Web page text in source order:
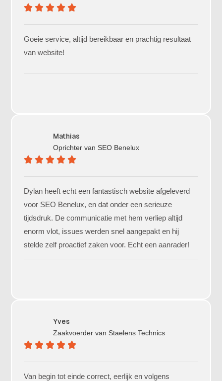
Goeie service, altijd bereikbaar en prachtig resultaat
van website!
Mathias
Oprichter van SEO Benelux
Dylan heeft echt een fantastisch website afgeleverd
voor SEO Benelux, en dat onder een serieuze
tijdsdruk. De communicatie met hem verliep altijd
enorm vlot, issues werden snel aangepakt en hij
stelde zelf proactief zaken voor. Echt een aanrader!
Yves
Zaakvoerder van Staelens Technics
Van begin tot einde correct, eerlijk en volgens